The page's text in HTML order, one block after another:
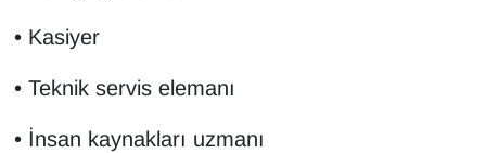
• Kasiyer
• Teknik servis elemanı
• İnsan kaynakları uzmanı